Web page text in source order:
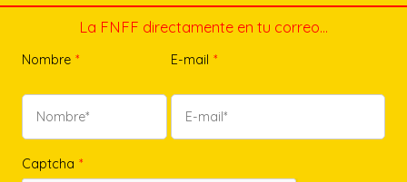
La FNFF directamente en tu correo…
Nombre * E-mail *
Captcha *